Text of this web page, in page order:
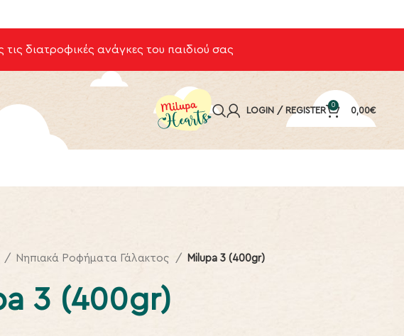
τις διατροφικές ανάγκες του παιδιού σας
LOGIN / REGISTER
0
0,00€
Νηπιακά Ροφήματα Γάλακτος Milupa 3 (400gr)
3 (400gr)